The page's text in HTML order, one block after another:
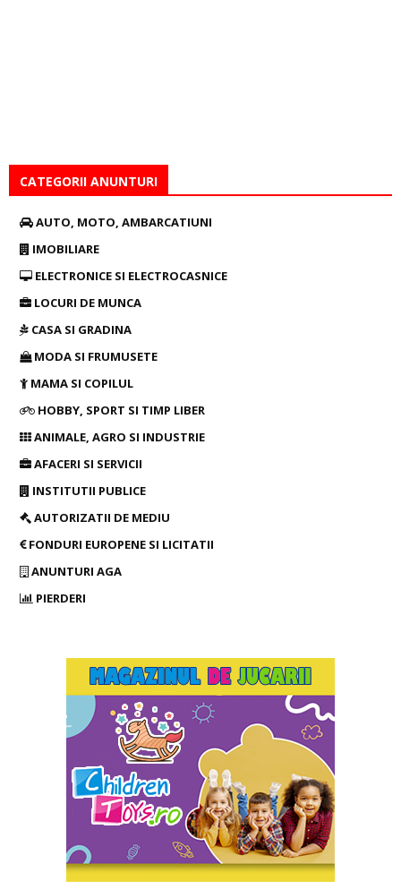
CATEGORII ANUNTURI
AUTO, MOTO, AMBARCATIUNI
IMOBILIARE
ELECTRONICE SI ELECTROCASNICE
LOCURI DE MUNCA
CASA SI GRADINA
MODA SI FRUMUSETE
MAMA SI COPILUL
HOBBY, SPORT SI TIMP LIBER
ANIMALE, AGRO SI INDUSTRIE
AFACERI SI SERVICII
INSTITUTII PUBLICE
AUTORIZATII DE MEDIU
FONDURI EUROPENE SI LICITATII
ANUNTURI AGA
PIERDERI